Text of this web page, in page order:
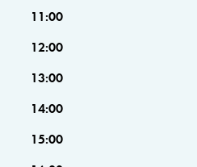
11:00
12:00
13:00
14:00
15:00